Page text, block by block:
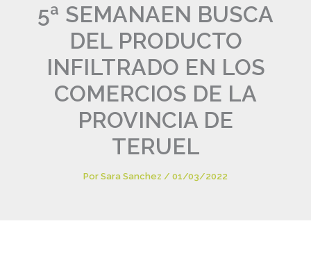
5ª SEMANAEN BUSCA
DEL PRODUCTO
INFILTRADO EN LOS
COMERCIOS DE LA
PROVINCIA DE
TERUEL
Por Sara Sanchez / 01/03/2022